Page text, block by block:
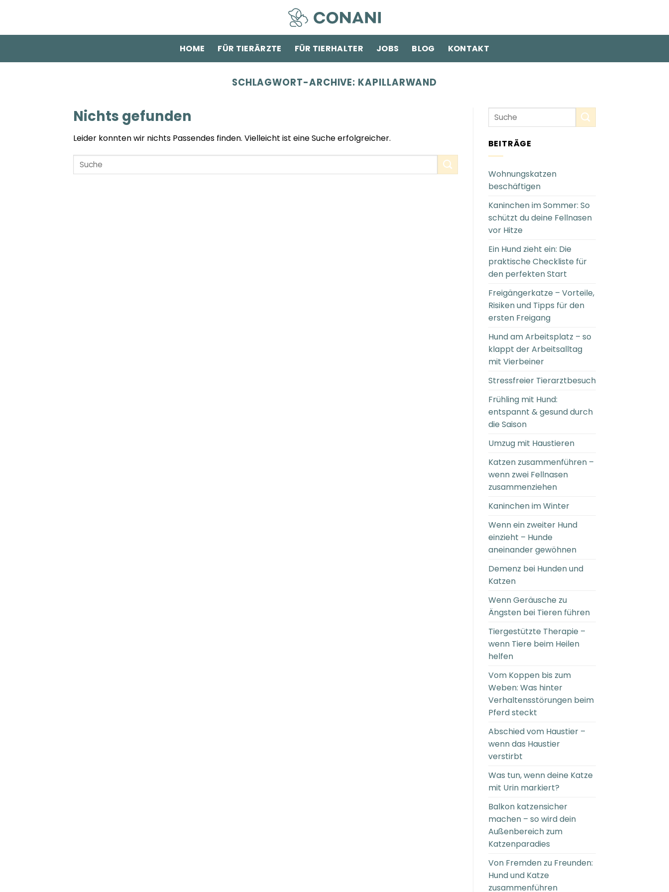
HOME
FÜR TIERÄRZTE FÜR TIERHALTER JOBS BLOG KONTAKT
SCHLAGWORT-ARCHIVE: KAPILLARWAND
Nichts gefunden
Leider konnten wir nichts Passendes finden. Vielleicht ist eine Suche erfolgreicher. BEITRÄGE
Wohnungskatzen
beschäftigen
Kaninchen im Sommer: So
schützt du deine Fellnasen
vor Hitze
Ein Hund zieht ein: Die
praktische Checkliste für
den perfekten Start
Freigängerkatze – Vorteile,
Risiken und Tipps für den
ersten Freigang
Hund am Arbeitsplatz – so
klappt der Arbeitsalltag
mit Vierbeiner
Stressfreier Tierarztbesuch
Frühling mit Hund:
entspannt & gesund durch
die Saison
Umzug mit Haustieren
Katzen zusammenführen –
wenn zwei Fellnasen
zusammenziehen
Kaninchen im Winter
Wenn ein zweiter Hund
einzieht – Hunde
aneinander gewöhnen
Demenz bei Hunden und
Katzen
Wenn Geräusche zu
Ängsten bei Tieren führen
Tiergestützte Therapie –
wenn Tiere beim Heilen
helfen
Vom Koppen bis zum
Weben: Was hinter
Verhaltensstörungen beim
Pferd steckt
Abschied vom Haustier –
wenn das Haustier
verstirbt
Was tun, wenn deine Katze
mit Urin markiert?
Balkon katzensicher
machen – so wird dein
Außenbereich zum
Katzenparadies
Von Fremden zu Freunden:
Hund und Katze
zusammenführen